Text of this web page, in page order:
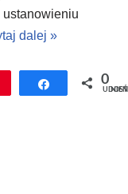
ustanowieniu
dalej »
Przypnij Udostępnij
0
UDOSTĘPNIEŃ